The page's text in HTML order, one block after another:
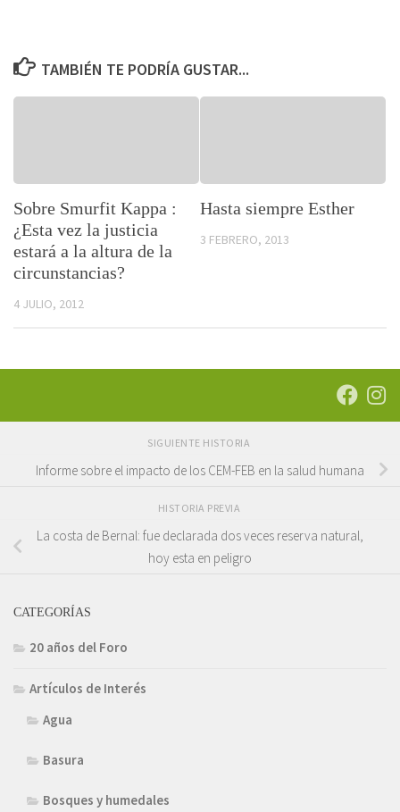
TAMBIÉN TE PODRÍA GUSTAR...
Sobre Smurfit Kappa :
¿Esta vez la justicia
estará a la altura de la
circunstancias?
4 JULIO, 2012
Hasta siempre Esther
3 FEBRERO, 2013
SIGUIENTE HISTORIA
Informe sobre el impacto de los CEM-FEB en la salud humana
HISTORIA PREVIA
La costa de Bernal: fue declarada dos veces reserva natural,
hoy esta en peligro
CATEGORÍAS
20 años del Foro
Artículos de Interés
Agua
Basura
Bosques y humedales